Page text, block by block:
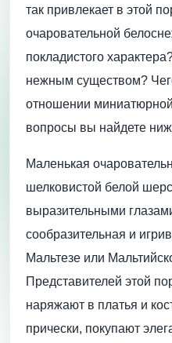
так привлекает в этой
очаровательной
покладистого
нежным существом?
отношении
вопросы вы найдете
Маленькая
шелковистой белой
выразительными
сообразительная и
Мальтезе или
Представителей этой
наряжают в платья и
прически, покупают